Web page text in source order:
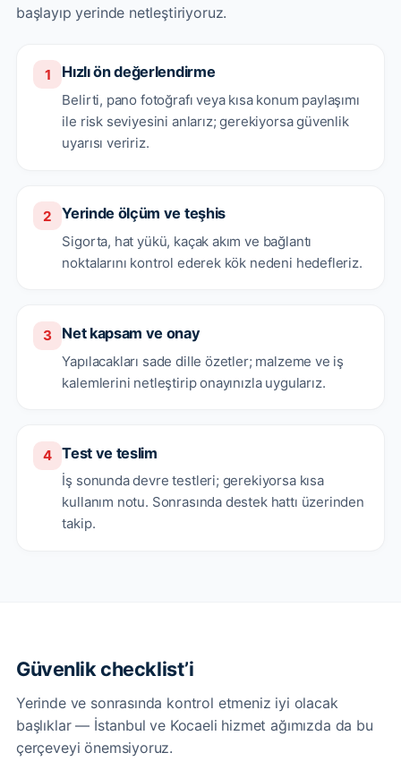
başlayıp yerinde netleştiriyoruz.
1 Hızlı ön değerlendirme
Belirti, pano fotoğrafı veya kısa konum paylaşımı
ile risk seviyesini anlarız; gerekiyorsa güvenlik
uyarısı veririz.
2 Yerinde ölçüm ve teşhis
Sigorta, hat yükü, kaçak akım ve bağlantı
noktalarını kontrol ederek kök nedeni hedefleriz.
3 Net kapsam ve onay
Yapılacakları sade dille özetler; malzeme ve iş
kalemlerini netleştirip onayınızla uygularız.
4 Test ve teslim
İş sonunda devre testleri; gerekiyorsa kısa
kullanım notu. Sonrasında destek hattı üzerinden
takip.
Güvenlik checklist’i
Yerinde ve sonrasında kontrol etmeniz iyi olacak
başlıklar — İstanbul ve Kocaeli hizmet ağımızda da bu
çerçeveyi önemsiyoruz.